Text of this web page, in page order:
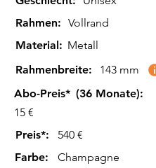
Rahmen: Vollrand
Material: Metall
Rahmenbreite:
143 mm
Abo-Preis* (36 Monate):
15 €
Preis*:
540 €
Farbe:
Champagne